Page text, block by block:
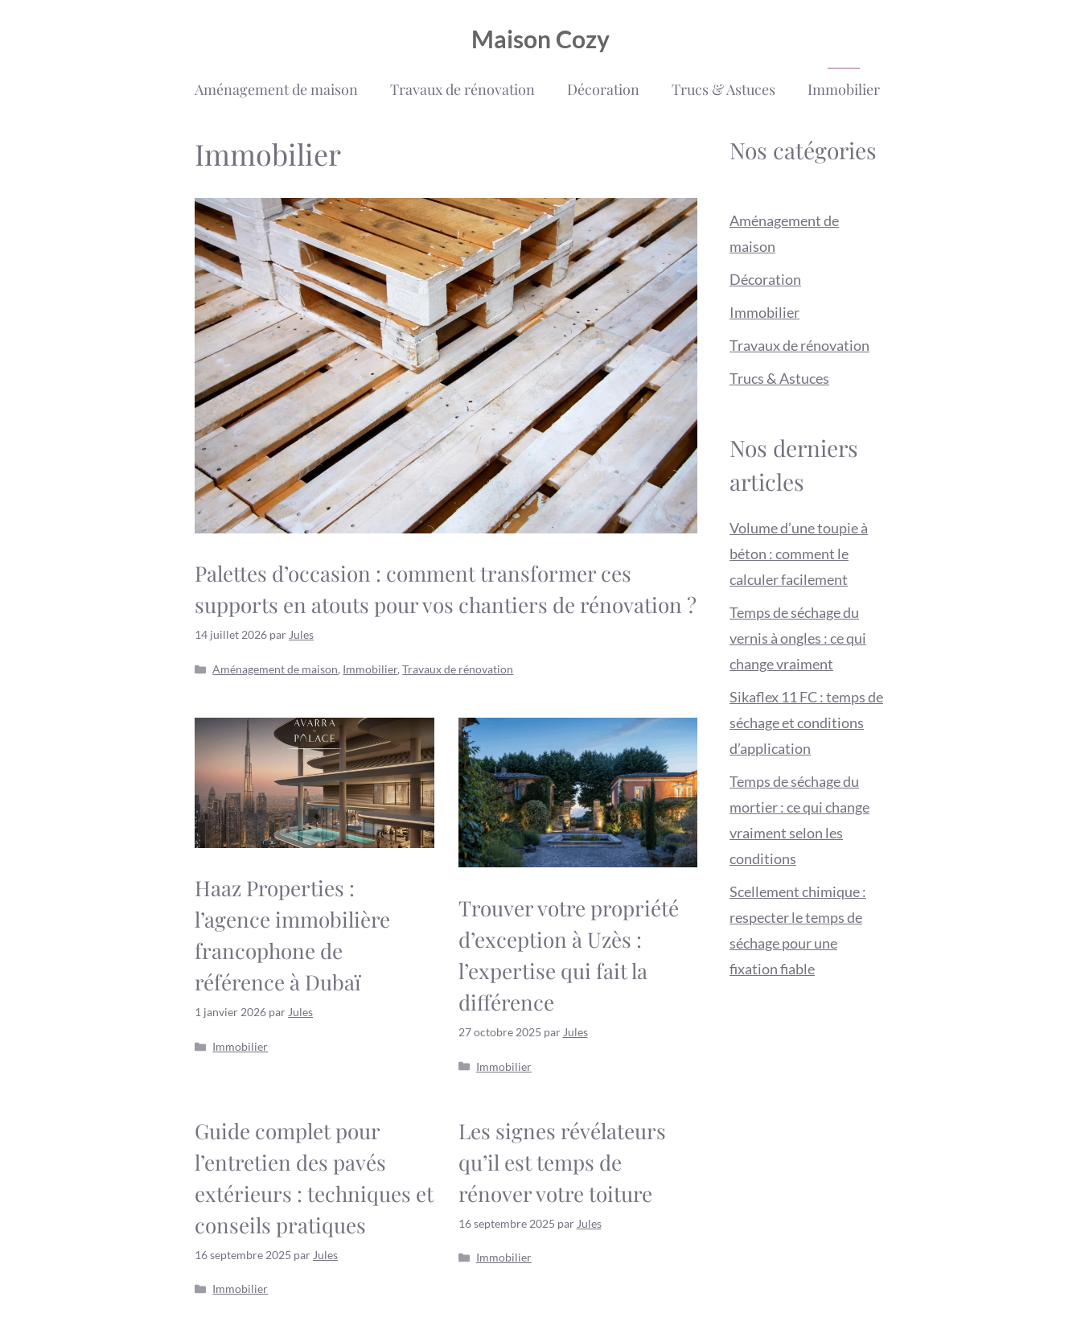
Maison Cozy
Aménagement de maison Travaux de rénovation Décoration Trucs & Astuces Immobilier
Immobilier
Palettes d’occasion : comment transformer ces
supports en atouts pour vos chantiers de rénovation ?
14 juillet 2026 par Jules
Catégories
Aménagement de maison, Immobilier,Travaux de rénovation
Haaz Properties :
l’agence immobilière
francophone de
référence à Dubaï
1 janvier 2026 par Jules
Catégories
Immobilier
Trouver votre propriété
d’exception à Uzès :
l’expertise qui fait la
différence
27 octobre 2025 par Jules
Catégories
Immobilier
Guide complet pour
l’entretien des pavés
extérieurs : techniques et
conseils pratiques
16 septembre 2025 par Jules
Catégories
Immobilier
Les signes révélateurs
qu’il est temps de
rénover votre toiture
16 septembre 2025 par Jules
Catégories
Immobilier
Nos catégories
Aménagement de
maison
Décoration
Immobilier
Travaux de rénovation
Trucs & Astuces
Nos derniers
articles
Volume d’une toupie à
béton : comment le
calculer facilement
Temps de séchage du
vernis à ongles : ce qui
change vraiment
Sikaflex 11 FC : temps de
séchage et conditions
d’application
Temps de séchage du
mortier : ce qui change
vraiment selon les
conditions
Scellement chimique :
respecter le temps de
séchage pour une
fixation fiable